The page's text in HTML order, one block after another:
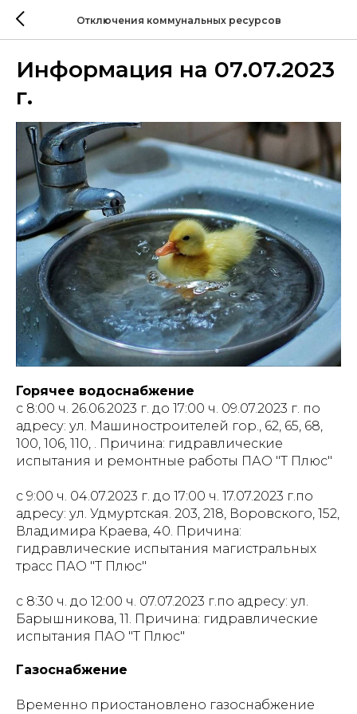
Отключения коммунальных ресурсов
Информация на 07.07.2023
г.
Горячее водоснабжение
с 8:00 ч. 26.06.2023 г. до 17:00 ч. 09.07.2023 г. по
адресу: ул. Машиностроителей гор., 62, 65, 68,
100, 106, 110, . Причина: гидравлические
испытания и ремонтные работы ПАО "Т Плюс"
с 9:00 ч. 04.07.2023 г. до 17:00 ч. 17.07.2023 г.по
адресу: ул. Удмуртская. 203, 218, Воровского, 152,
Владимира Краева, 40. Причина:
гидравлические испытания магистральных
трасс ПАО "Т Плюс"
с 8:30 ч. до 12:00 ч. 07.07.2023 г.по адресу: ул.
Барышникова, 11. Причина: гидравлические
испытания ПАО "Т Плюс"
Газоснабжение
Временно приостановлено газоснабжение